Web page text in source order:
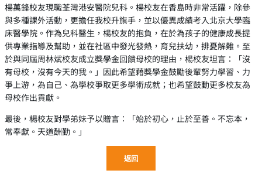
楊萬鋒校友現職荃灣港安醫院兒科。楊校友在香島時非常活躍，除參
與多種課外活動，更擔任我校升旗手，並以優異成績考入北京大學臨
床醫學院。作為兒科醫生，楊校友的抱負，在於為孩子的健康成長提
供專業指導及幫助，並在社區中發光發熱，育兒扶幼，排憂解難。至
於與同屆周林斌校友成立獎學金回饋母校的理由，楊校友坦言：「沒
有母校，沒有今天的我。」因此希望藉獎學金鼓勵後輩努力學習、力
爭上游，為自己、為學校爭取更多學術成就；也希望鼓動更多校友為
母校作出貢獻。
最後，楊校友對學弟妹予以贈言：「始於初心，止於至善。不忘本，
常奉獻。天道酬勤。」
返回